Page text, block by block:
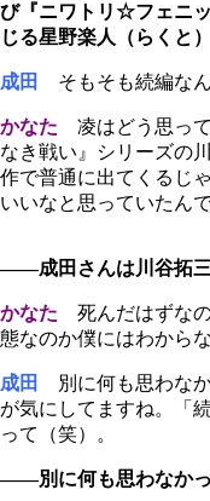
び『ニワトリ☆フェニ
じる星野楽人（らくと
成田 そもそも続編なん
かなた 凌はどう思っ
なき戦い』シリーズの
作で普通に出てくるじ
いいなと思っていたんで
――成田さんは川谷拓三
かなた 死んだはずな
態なのか僕にはわから
成田
別に何も思わな
が気にしてますね。「
って（笑）。
――別に何も思わなかっ